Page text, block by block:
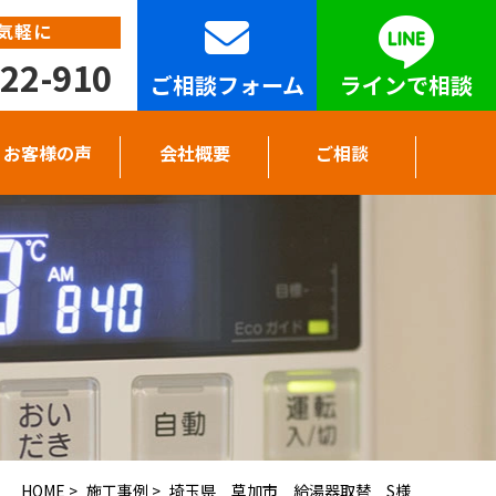
軽に
910 ご相談フォーム ラインで相談
お客様の声 会社概要 ご相談
HOME > 施工事例 > 埼玉県 草加市 給湯器取替 S様